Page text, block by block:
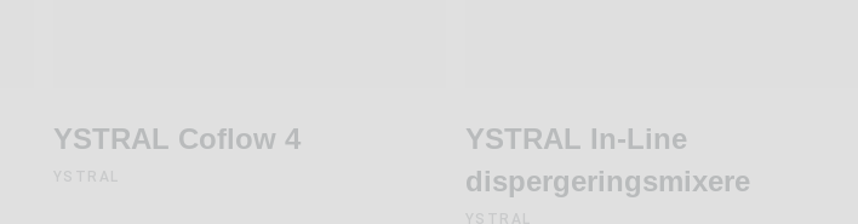
YSTRAL Coflow 4
YSTRAL In-Line
dispergeringsmixere ‍‍